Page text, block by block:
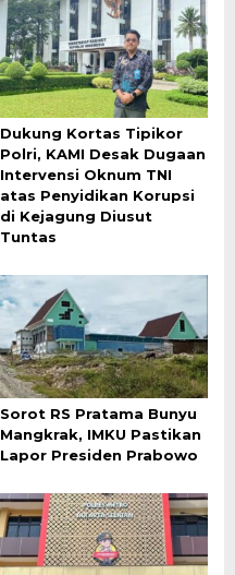
Dukung Kortas Tipikor
Polri, KAMI Desak Dugaan
Intervensi Oknum TNI
atas Penyidikan Korupsi
di Kejagung Diusut
Tuntas
Sorot RS Pratama Bunyu
Mangkrak, IMKU Pastikan
Lapor Presiden Prabowo